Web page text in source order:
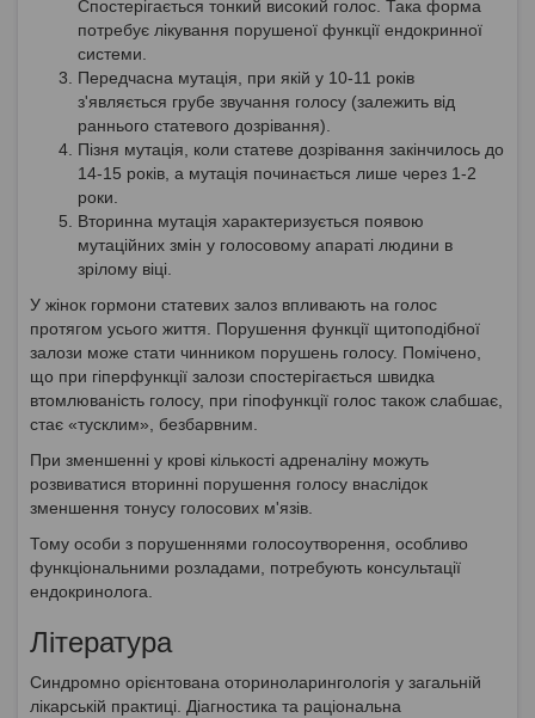
Спостерігається тонкий високий голос. Така форма
потребує лікування порушеної функції ендокринної
системи.
Передчасна мутація, при якій у 10-11 років
з'являється грубе звучання голосу (залежить від
раннього статевого дозрівання).
Пізня мутація, коли статеве дозрівання закінчилось до
14-15 років, а мутація починається лише через 1-2
роки.
Вторинна мутація характеризується появою
мутаційних змін у голосовому апараті людини в
зрілому віці.
У жінок гормони статевих залоз впливають на голос
протягом усього життя. Порушення функції щитоподібної
залози може стати чинником порушень голосу. Помічено,
що при гіперфункції залози спостерігається швидка
втомлюваність голосу, при гіпофункції голос також слабшає,
стає «тусклим», безбарвним.
При зменшенні у крові кількості адреналіну можуть
розвиватися вторинні порушення голосу внаслідок
зменшення тонусу голосових м'язів.
Тому особи з порушеннями голосоутворення, особливо
функціональними розладами, потребують консультації
ендокринолога.
Література
Синдромно орієнтована оториноларингологія у загальній
лікарській практиці. Діагностика та раціональна